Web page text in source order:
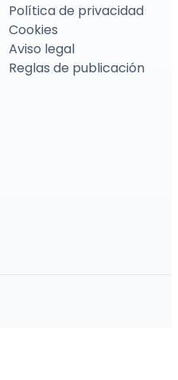
Política de privacidad
Cookies
Aviso legal
Reglas de publicación